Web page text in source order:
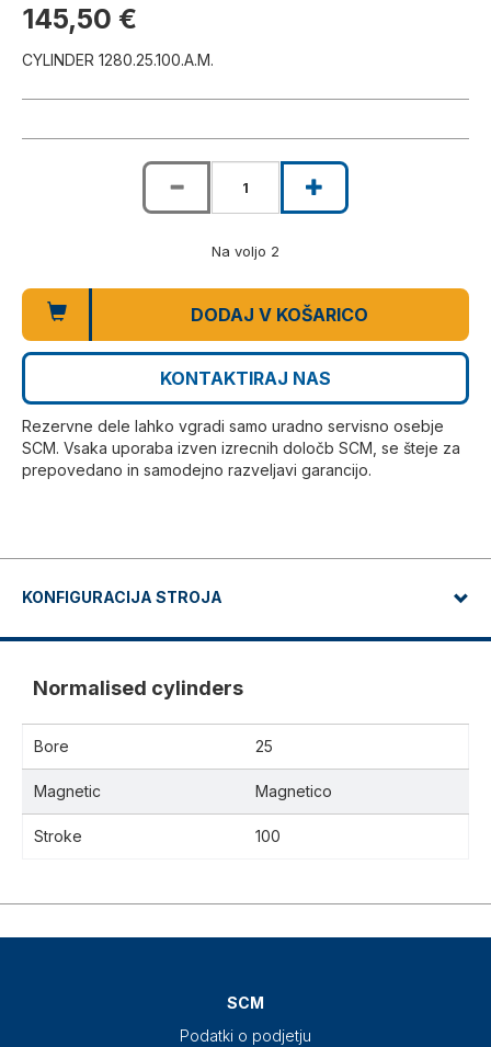
145,50 €
CYLINDER 1280.25.100.A.M.
Na voljo 2
DODAJ V KOŠARICO
KONTAKTIRAJ NAS
Rezervne dele lahko vgradi samo uradno servisno osebje
SCM. Vsaka uporaba izven izrecnih določb SCM, se šteje za
prepovedano in samodejno razveljavi garancijo.
KONFIGURACIJA STROJA
Normalised cylinders
Bore 25
Magnetic Magnetico
Stroke 100
SCM
Podatki o podjetju